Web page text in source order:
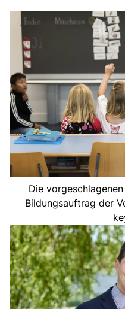
Die
Bildungsauftrag der